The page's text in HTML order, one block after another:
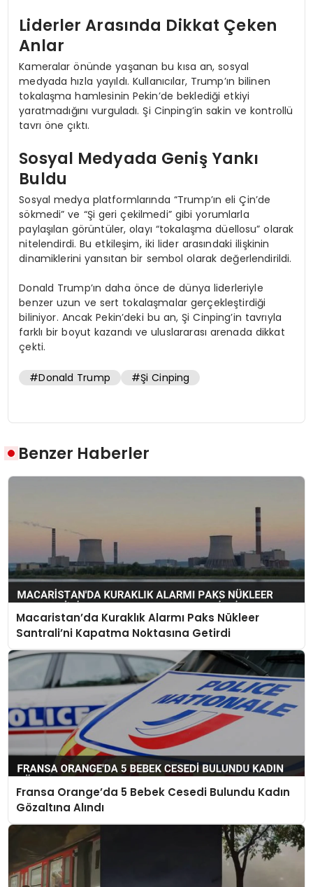
Liderler Arasında Dikkat Çeken
Anlar
Kameralar önünde yaşanan bu kısa an, sosyal
medyada hızla yayıldı. Kullanıcılar, Trump’ın bilinen
tokalaşma hamlesinin Pekin’de beklediği etkiyi
yaratmadığını vurguladı. Şi Cinping’in sakin ve kontrollü
tavrı öne çıktı.
Sosyal Medyada Geniş Yankı
Buldu
Sosyal medya platformlarında “Trump’ın eli Çin’de
sökmedi” ve “Şi geri çekilmedi” gibi yorumlarla
paylaşılan görüntüler, olayı “tokalaşma düellosu” olarak
nitelendirdi. Bu etkileşim, iki lider arasındaki ilişkinin
dinamiklerini yansıtan bir sembol olarak değerlendirildi.
Donald Trump’ın daha önce de dünya liderleriyle
benzer uzun ve sert tokalaşmalar gerçekleştirdiği
biliniyor. Ancak Pekin’deki bu an, Şi Cinping’in tavrıyla
farklı bir boyut kazandı ve uluslararası arenada dikkat
çekti.
#Donald Trump #Şi Cinping
Benzer Haberler
Macaristan’da Kuraklık Alarmı Paks Nükleer
Santrali’ni Kapatma Noktasına Getirdi
Fransa Orange’da 5 Bebek Cesedi Bulundu Kadın
Gözaltına Alındı